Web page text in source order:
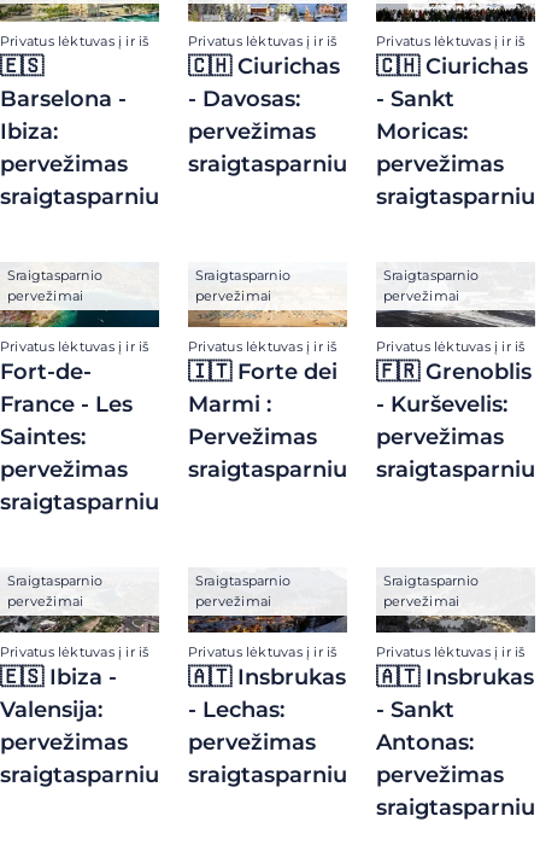
Privatus lėktuvas į ir iš
🇪🇸
Barselona -
Ibiza:
pervežimas
sraigtasparniu
Privatus lėktuvas į ir iš
🇨🇭 Ciurichas
- Davosas:
pervežimas
sraigtasparniu
Privatus lėktuvas į ir iš
🇨🇭 Ciurichas
- Sankt
Moricas:
pervežimas
sraigtasparniu
Sraigtasparnio
pervežimai
Privatus lėktuvas į ir iš
Fort-de-
France - Les
Saintes:
pervežimas
sraigtasparniu
Sraigtasparnio
pervežimai
Privatus lėktuvas į ir iš
🇮🇹 Forte dei
Marmi :
Pervežimas
sraigtasparniu
Sraigtasparnio
pervežimai
Privatus lėktuvas į ir iš
🇫🇷 Grenoblis
- Kurševelis:
pervežimas
sraigtasparniu
Sraigtasparnio
pervežimai
Privatus lėktuvas į ir iš
🇪🇸 Ibiza -
Valensija:
pervežimas
sraigtasparniu
Sraigtasparnio
pervežimai
Privatus lėktuvas į ir iš
🇦🇹 Insbrukas
- Lechas:
pervežimas
sraigtasparniu
Sraigtasparnio
pervežimai
Privatus lėktuvas į ir iš
🇦🇹 Insbrukas
- Sankt
Antonas:
pervežimas
sraigtasparniu